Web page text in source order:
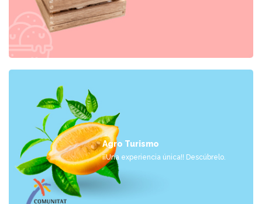
Agro Turismo
¡¡Una experiencia única!! Descúbrelo.